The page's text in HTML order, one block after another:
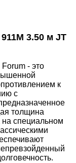
3.50 м JT
- это
к
с
толщина
специальном